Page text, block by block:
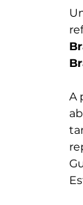
A